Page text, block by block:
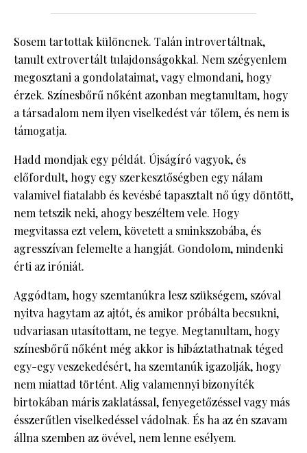
Sosem tartottak különcnek. Talán introvertáltnak,
tanult extrovertált tulajdonságokkal. Nem szégyenlem
megosztani a gondolataimat, vagy elmondani, hogy
érzek. Színesbőrű nőként azonban megtanultam, hogy
a társadalom nem ilyen viselkedést vár tőlem, és nem is
támogatja.
Hadd mondjak egy példát. Újságíró vagyok, és
előfordult, hogy egy szerkesztőségben egy nálam
valamivel fiatalabb és kevésbé tapasztalt nő úgy döntött,
nem tetszik neki, ahogy beszéltem vele. Hogy
megvitassa ezt velem, követett a sminkszobába, és
agresszívan felemelte a hangját. Gondolom, mindenki
érti az iróniát.
Aggódtam, hogy szemtanúkra lesz szükségem, szóval
nyitva hagytam az ajtót, és amikor próbálta becsukni,
udvariasan utasítottam, ne tegye. Megtanultam, hogy
színesbőrű nőként még akkor is hibáztathatnak téged
egy-egy veszekedésért, ha szemtanúk igazolják, hogy
nem miattad történt. Alig valamennyi bizonyíték
birtokában máris zaklatással, fenyegetőzéssel vagy más
ésszerűtlen viselkedéssel vádolnak. És ha az én szavam
állna szemben az övével, nem lenne esélyem.